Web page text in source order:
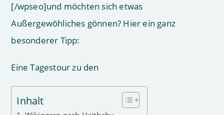
[/wpseo]und möchten sich etwas
Außergewöhliches gönnen? Hier ein ganz
besonderer Tipp:
Eine Tagestour zu den
Inhalt